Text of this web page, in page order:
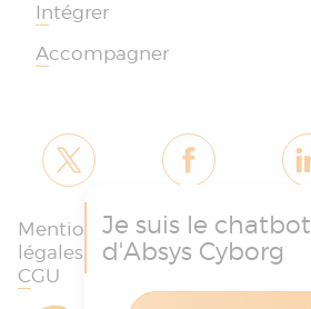
Intégrer
Accompagner
Mentions
légales et
CGU
Politique des
cookies et de
Je suis le chatbot
d'Absys Cyborg